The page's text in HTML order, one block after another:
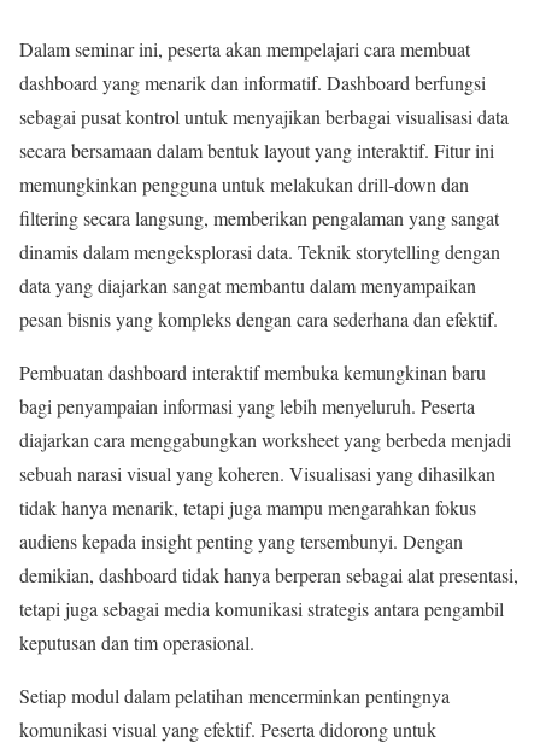
Dalam seminar ini, peserta akan mempelajari cara membuat
dashboard yang menarik dan informatif. Dashboard berfungsi
sebagai pusat kontrol untuk menyajikan berbagai visualisasi data
secara bersamaan dalam bentuk layout yang interaktif. Fitur ini
memungkinkan pengguna untuk melakukan drill-down dan
filtering secara langsung, memberikan pengalaman yang sangat
dinamis dalam mengeksplorasi data. Teknik storytelling dengan
data yang diajarkan sangat membantu dalam menyampaikan
pesan bisnis yang kompleks dengan cara sederhana dan efektif.
Pembuatan dashboard interaktif membuka kemungkinan baru
bagi penyampaian informasi yang lebih menyeluruh. Peserta
diajarkan cara menggabungkan worksheet yang berbeda menjadi
sebuah narasi visual yang koheren. Visualisasi yang dihasilkan
tidak hanya menarik, tetapi juga mampu mengarahkan fokus
audiens kepada insight penting yang tersembunyi. Dengan
demikian, dashboard tidak hanya berperan sebagai alat presentasi,
tetapi juga sebagai media komunikasi strategis antara pengambil
keputusan dan tim operasional.
Setiap modul dalam pelatihan mencerminkan pentingnya
komunikasi visual yang efektif. Peserta didorong untuk